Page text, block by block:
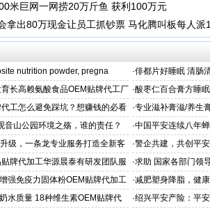
米巨网一网捞20万斤鱼 获利100万元
拿出80万现金让员工抓钞票 马化腾叫板每人派
nutrition powder, pregna ·俳都片好睡眠 清肠
长高赖氨酸食品OEM贴牌代工厂 ·酸枣仁百合膏方睡
厂
工怎么避免踩坑？想赚钱的必看 ·专业滋补膏滋/养生
音山公园环境之殇，谁的责任？ ·中国平安连续八年
品牌"
级，一条龙专业服务打造全新客
·警企共建，共创平
人才专项培训
牌代加工华源晨泰有研发团队服
·求助 国家各部门领
市公安局长
强免疫力固体粉OEM贴牌代加工
·减肥塑身降脂，健
服务商
水质量 18种维生素OEM贴牌代
·绍兴平安产险：平